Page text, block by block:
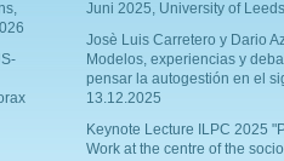
Juni 2025, University of Leeds
Josè Luis Carretero y Dario
Modelos, experiencias y
pensar la autogestión en el
13.12.2025
Keynote Lecture ILPC 2025
Work at the centre of the